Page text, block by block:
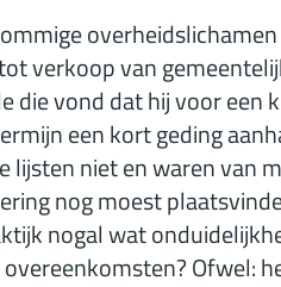
verkoop van
die vond dat hij voor een
een kort geding
niet en waren van
nog moest
nogal wat
Ofwel: